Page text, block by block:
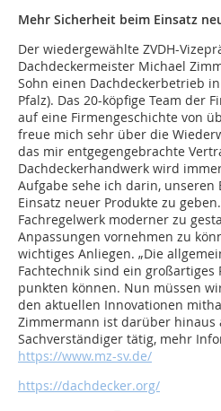
Mehr Sicherheit beim Einsatz
Der wiedergewählte ZVDH-
Dachdeckermeister Michael
Sohn einen Dachdeckerbetrieb
Pfalz). Das 20-köpfige Team der
auf eine Firmengeschichte von
freue mich sehr über die
das mir entgegengebrachte
Dachdeckerhandwerk wird
Aufgabe sehe ich darin,
Einsatz neuer Produkte zu
Fachregelwerk moderner zu
Anpassungen vornehmen zu
wichtiges Anliegen. „Die
Fachtechnik sind ein
punkten können. Nun müssen
den aktuellen Innovationen
Zimmermann ist darüber hinaus
Sachverständiger tätig, mehr
https://www.mz-sv.de/
https://dachdecker.org/